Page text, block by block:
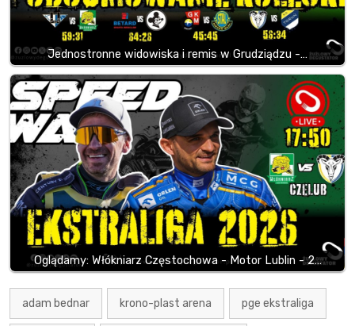
Jednostronne widowiska i remis w Grudziądzu -…
Oglądamy: Włókniarz Częstochowa - Motor Lublin - 2…
adam bednar krono-plast arena pge ekstraliga